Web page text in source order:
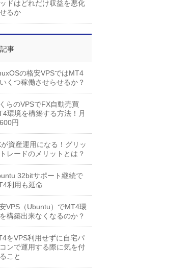
ドはどれだけ収益を悪化
るか
事
の格安VPSではMT4
くつ稼働させらせるか？
らのVPSでFX自動売買
環境を構築する方法！月
円
が資産運用になる！グリッ
トレードのメリットとは？
32bitサポート継続で
利用も延命
VPS（Ubuntu）でMT4環
構築出来なくなるのか？
をVPS利用せずに自宅パ
ンで運用する際に気を付
こと